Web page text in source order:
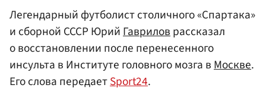
Легендарный футболист столичного «Спартака»
и сборной СССР ЮрийГавриловрассказал
о восстановлении после перенесенного
инсульта в Институте головного мозга вМоскве.
Его слова передаетSport24.